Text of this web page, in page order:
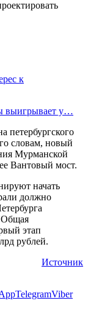
к
выигрывает у…
петербургского
словам, новый
Мурманской
Вантовый мост.
начать
должно
Общая
этап
рублей.
Источник
TelegramViber